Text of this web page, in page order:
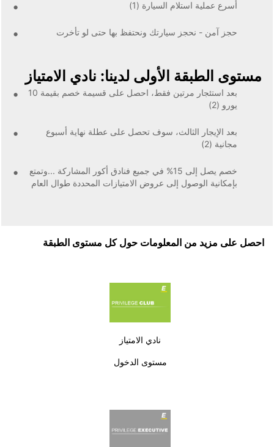
أسرع عملية استلام السيارة (1)
حجز آمن - نحجز سيارتك ونحتفظ بها حتى لو تأخرت
مستوى الطبقة الأولى لدينا: نادي الامتياز
بعد استئجار مرتين فقط، احصل على قسيمة خصم بقيمة 10
يورو (2)
بعد الإيجار الثالث، سوف تحصل على عطلة نهاية أسبوع
مجانية (2)
خصم يصل إلى 15% في جميع فنادق أكور المشاركة ...وتمتع
بإمكانية الوصول إلى عروض الامتيازات المحددة طوال العام
احصل على مزيد من المعلومات حول كل مستوى الطبقة
نادي الامتياز
مستوى الدخول